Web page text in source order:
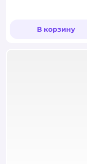
В корзину